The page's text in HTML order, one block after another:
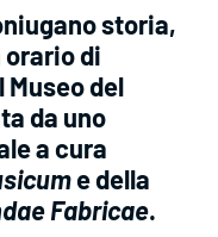
storia,
di
del
da uno
a cura
e della
Fabricae.